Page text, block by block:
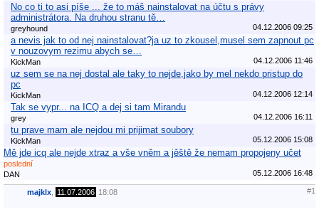
No co ti to asi píše ... že to máš nainstalovat na účtu s právy
administrátora. Na druhou stranu tě…
greyhound 04.12.2006 09:25
a nevis jak to od nej nainstalovat?ja uz to zkousel,musel sem zapnout pc
v nouzovym rezimu abych se…
KickMan 04.12.2006 11:46
uz sem se na nej dostal ale taky to nejde,jako by mel nekdo pristup do
pc
KickMan 04.12.2006 12:14
Tak se vypr... na ICQ a dej si tam Mirandu
grey 04.12.2006 16:11
tu prave mam ale nejdou mi prijimat soubory
KickMan 05.12.2006 15:08
Mě jde icq ale nejde xtraz a vše vněm a jěště že nemam propojeny učet
poslední
DAN
05.12.2006 16:48
majklx 11.07.2006 18:08 #1